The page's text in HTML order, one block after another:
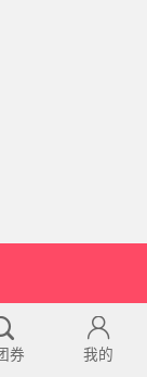
券 我的